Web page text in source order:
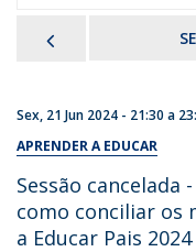
Sex, 21 Jun 2024 - 21:30 a
APRENDER A EDUCAR
Sessão cancelada
como conciliar os
a Educar Pais 2024